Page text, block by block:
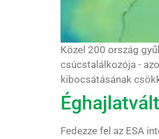
Közel 200 ország
csúcstalálkozója -
kibocsátásának
Fedezze fel az ESA